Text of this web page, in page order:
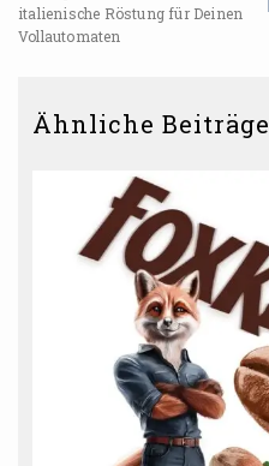
italienische Röstung für Deinen
Vollautomaten
Ähnliche Beiträge